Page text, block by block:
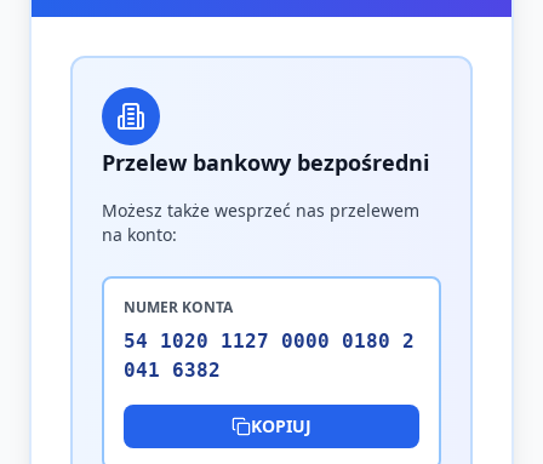
Przelew bankowy bezpośredni
Możesz także wesprzeć nas przelewem
na konto:
NUMER KONTA
54 1020 1127 0000 0180 2
041 6382
KOPIUJ